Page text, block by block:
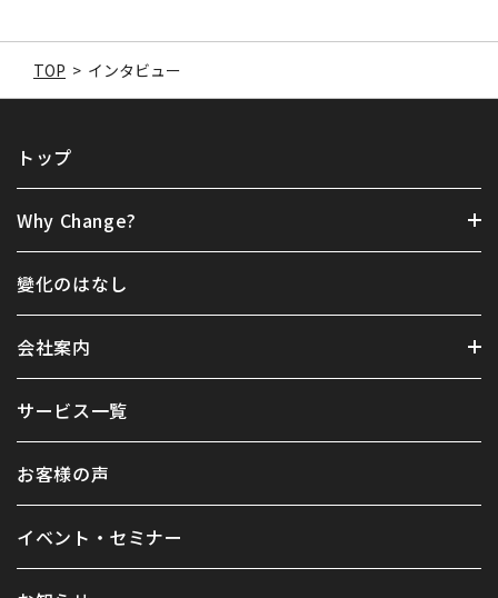
TOP > インタビュー
トップ
Why Change?
變化のはなし
会社案内
サービス一覧
お客様の声
イベント・セミナー